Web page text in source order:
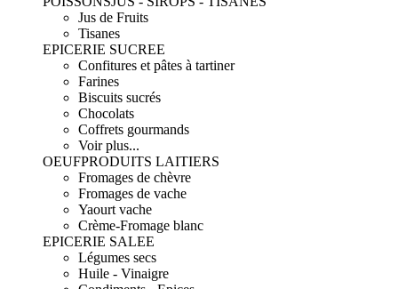
Jus de Fruits
Tisanes
EPICERIE SUCREE
Confitures et pâtes à tartiner
Farines
Biscuits sucrés
Chocolats
Coffrets gourmands
Voir plus...
OEUFPRODUITS LAITIERS
Fromages de chèvre
Fromages de vache
Yaourt vache
Crème-Fromage blanc
EPICERIE SALEE
Légumes secs
Huile - Vinaigre